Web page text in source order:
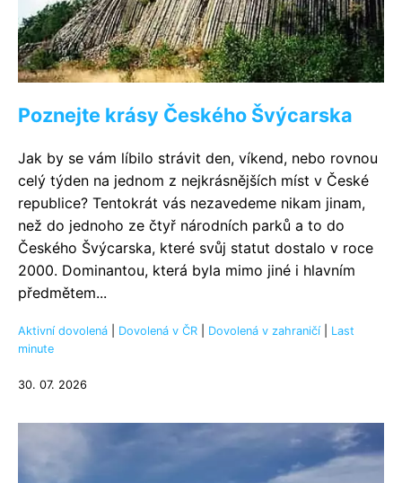
Poznejte krásy Českého Švýcarska
Jak by se vám líbilo strávit den, víkend, nebo rovnou
celý týden na jednom z nejkrásnějších míst v České
republice? Tentokrát vás nezavedeme nikam jinam,
než do jednoho ze čtyř národních parků a to do
Českého Švýcarska, které svůj statut dostalo v roce
2000. Dominantou, která byla mimo jiné i hlavním
předmětem...
Aktivní dovolená Dovolená v ČR Dovolená v zahraničí
Last
minute
30. 07. 2026